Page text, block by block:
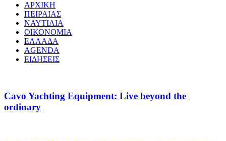
ΑΡΧΙΚΗ
ΠΕΙΡΑΙΑΣ
ΝΑΥΤΙΛΙΑ
ΟΙΚΟΝΟΜΙΑ
ΕΛΛΑΔΑ
AGENDA
ΕΙΔΗΣΕΙΣ
Cavo Yachting Equipment: Live beyond the
ordinary